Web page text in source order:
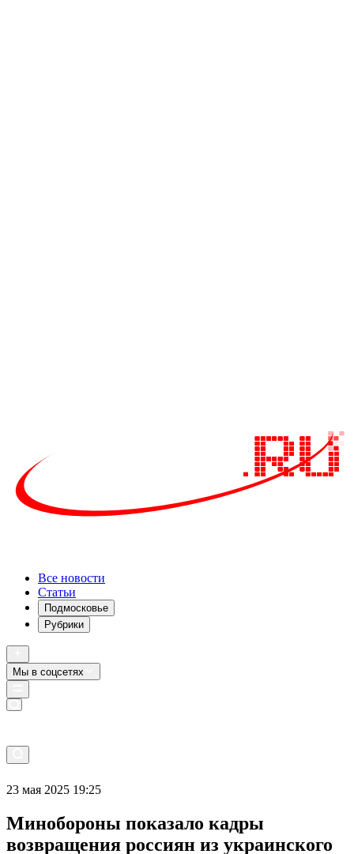
Все новости
Статьи
Подмосковье
Рубрики
Мы в соцсетях
23 мая 2025 19:25
Минобороны показало кадры
возвращения россиян из украинского